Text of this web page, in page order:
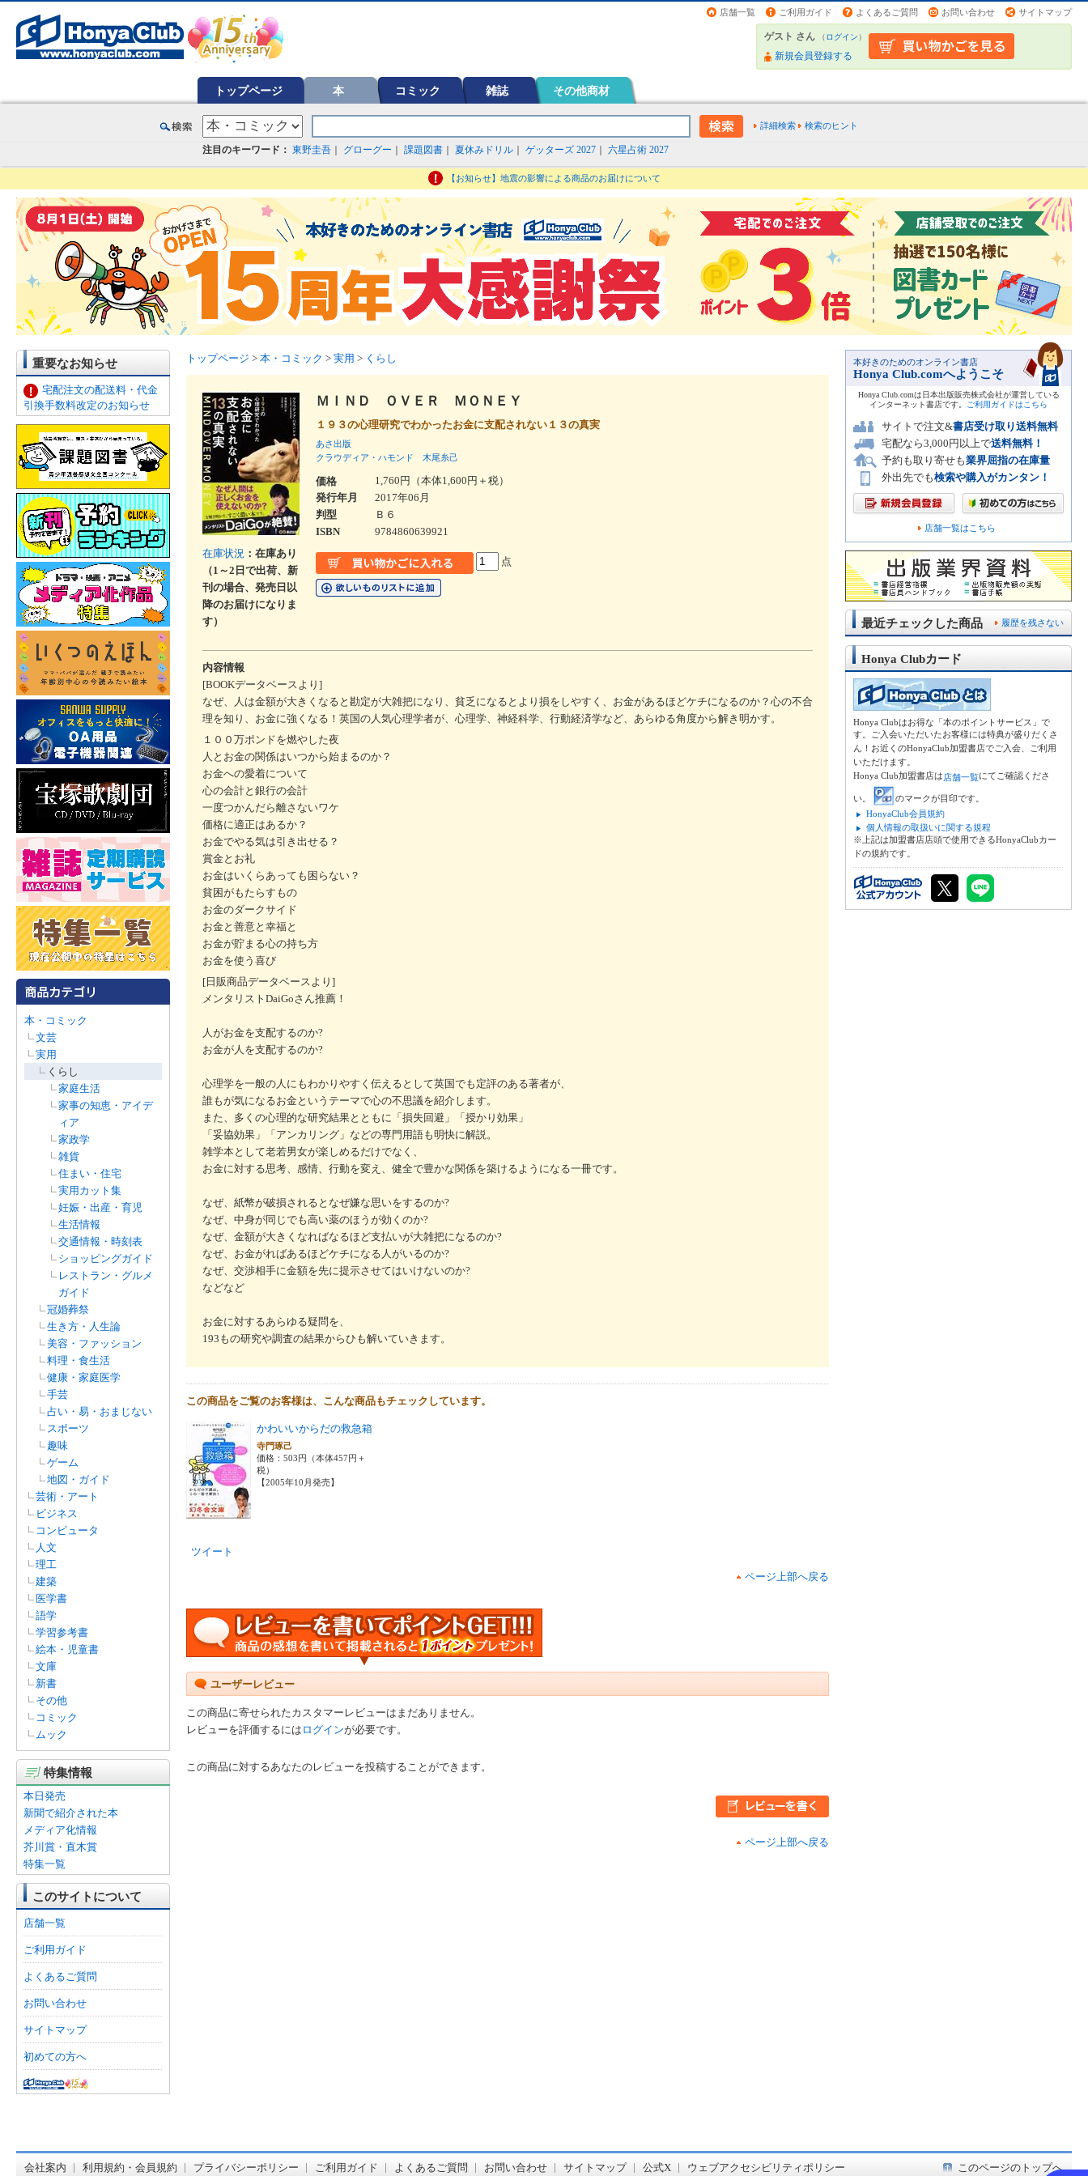
店舗一覧 ご利用ガイド よくあるご質問 お問い合わせ サイトマップ
ゲスト さん （ログイン）
新規会員登録する
トップページ 本 コミック 雑誌 その他商材
詳細検索 検索のヒント
注目のキーワード： 東野圭吾 グローグー 課題図書 夏休みドリル ゲッターズ 2027 六星占術 2027
【お知らせ】地震の影響による商品のお届けについて
重要なお知らせ
宅配注文の配送料・代金
引換手数料改定のお知らせ
本・コミック
文芸
実用
くらし
家庭生活
家事の知恵・アイデ
ィア
家政学
雑貨
住まい・住宅
実用カット集
妊娠・出産・育児
生活情報
交通情報・時刻表
ショッピングガイド
レストラン・グルメ
ガイド
冠婚葬祭
生き方・人生論
美容・ファッション
料理・食生活
健康・家庭医学
手芸
占い・易・おまじない
スポーツ
趣味
ゲーム
地図・ガイド
芸術・アート
ビジネス
コンピュータ
人文
理工
建築
医学書
語学
学習参考書
絵本・児童書
文庫
新書
その他
コミック
ムック
特集情報
本日発売
新聞で紹介された本
メディア化情報
芥川賞・直木賞
特集一覧
このサイトについて
店舗一覧
ご利用ガイド
よくあるご質問
お問い合わせ
サイトマップ
初めての方へ
トップページ > 本・コミック > 実用 > くらし
在庫状況 ：在庫あり
（1～2日で出荷、新
刊の場合、発売日以
降のお届けになりま
す）
ＭＩＮＤ ＯＶＥＲ ＭＯＮＥＹ
１９３の心理研究でわかったお金に支配されない１３の真実
あさ出版
クラウディア・ハモンド
木尾糸己
価格
1,760円（本体1,600円＋税）
発行年月
2017年06月
判型
Ｂ６
ISBN
9784860639921
点
内容情報
[BOOKデータベースより]
なぜ、人は金額が大きくなると勘定が大雑把になり、貧乏になるとより損をしやすく、お金があるほどケチになるのか？心の不合
理を知り、お金に強くなる！英国の人気心理学者が、心理学、神経科学、行動経済学など、あらゆる角度から解き明かす。
１００万ポンドを燃やした夜
人とお金の関係はいつから始まるのか？
お金への愛着について
心の会計と銀行の会計
一度つかんだら離さないワケ
価格に適正はあるか？
お金でやる気は引き出せる？
賞金とお礼
お金はいくらあっても困らない？
貧困がもたらすもの
お金のダークサイド
お金と善意と幸福と
お金が貯まる心の持ち方
お金を使う喜び
[日販商品データベースより]
メンタリストDaiGoさん推薦！
人がお金を支配するのか?
お金が人を支配するのか?
心理学を一般の人にもわかりやすく伝えるとして英国でも定評のある著者が、
誰もが気になるお金というテーマで心の不思議を紹介します。
また、多くの心理的な研究結果とともに「損失回避」「授かり効果」
「妥協効果」「アンカリング」などの専門用語も明快に解説。
雑学本として老若男女が楽しめるだけでなく、
お金に対する思考、感情、行動を変え、健全で豊かな関係を築けるようになる一冊です。
なぜ、紙幣が破損されるとなぜ嫌な思いをするのか?
なぜ、中身が同じでも高い薬のほうが効くのか?
なぜ、金額が大きくなればなるほど支払いが大雑把になるのか?
なぜ、お金がればあるほどケチになる人がいるのか?
なぜ、交渉相手に金額を先に提示させてはいけないのか?
などなど
お金に対するあらゆる疑問を、
193もの研究や調査の結果からひも解いていきます。
この商品をご覧のお客様は、こんな商品もチェックしています。
かわいいからだの救急箱
寺門琢己
価格：503円（本体457円＋
税）
【2005年10月発売】
ツイート
ページ上部へ戻る
ユーザーレビュー
この商品に寄せられたカスタマーレビューはまだありません。
レビューを評価するには ログインが必要です。
この商品に対するあなたのレビューを投稿することができます。
ページ上部へ戻る
本好きのためのオンライン書店
Honya Club.comへようこそ
Honya Club.comは日本出版販売株式会社が運営している
インターネット書店です。
ご利用ガイドはこちら
サイトで注文&書店受け取り送料無料
宅配なら3,000円以上で送料無料！
予約も取り寄せも業界屈指の在庫量
外出先でも検索や購入がカンタン！
店舗一覧はこちら
履歴を残さない
最近チェックした商品
Honya Clubカード
Honya Clubはお得な「本のポイントサービス」で
す。ご入会いただいたお客様には特典が盛りだくさ
ん！お近くのHonyaClub加盟書店でご入会、ご利用
いただけます。
Honya Club加盟書店は店舗一覧にてご確認くださ
い。
のマークが目印です。
HonyaClub会員規約
個人情報の取扱いに関する規程
※上記は加盟書店店頭で使用できるHonyaClubカー
ドの規約です。
会社案内 利用規約・会員規約 プライバシーポリシー ご利用ガイド よくあるご質問 お問い合わせ サイトマップ 公式X ウェブアクセシビリティポリシー このページのトップへ